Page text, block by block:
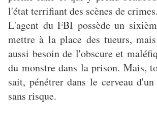
l'état terrifiant des scènes de crimes.
L'agent du FBI possède un
mettre à la place des tueurs,
aussi besoin de l'obscure et
du monstre dans la prison. Mais,
sait, pénétrer dans le cerveau
sans risque.